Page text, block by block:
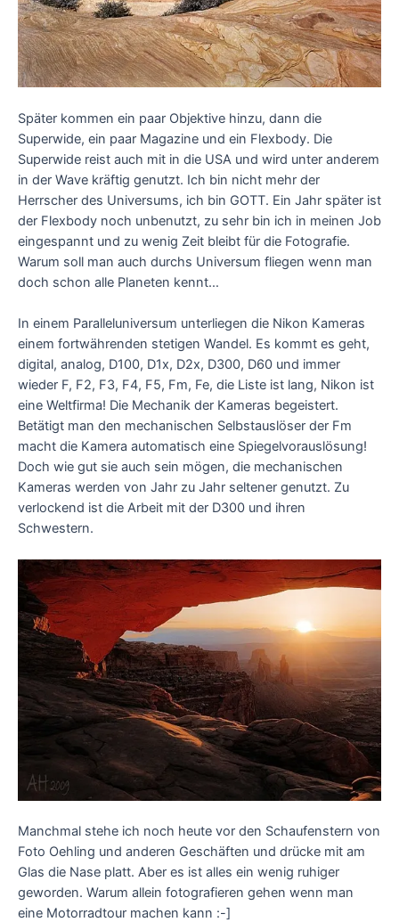
Später kommen ein paar Objektive hinzu, dann die
Superwide, ein paar Magazine und ein Flexbody. Die
Superwide reist auch mit in die USA und wird unter anderem
in der Wave kräftig genutzt. Ich bin nicht mehr der
Herrscher des Universums, ich bin GOTT. Ein Jahr später ist
der Flexbody noch unbenutzt, zu sehr bin ich in meinen Job
eingespannt und zu wenig Zeit bleibt für die Fotografie.
Warum soll man auch durchs Universum fliegen wenn man
doch schon alle Planeten kennt…
In einem Paralleluniversum unterliegen die Nikon Kameras
einem fortwährenden stetigen Wandel. Es kommt es geht,
digital, analog, D100, D1x, D2x, D300, D60 und immer
wieder F, F2, F3, F4, F5, Fm, Fe, die Liste ist lang, Nikon ist
eine Weltfirma! Die Mechanik der Kameras begeistert.
Betätigt man den mechanischen Selbstauslöser der Fm
macht die Kamera automatisch eine Spiegelvorauslösung!
Doch wie gut sie auch sein mögen, die mechanischen
Kameras werden von Jahr zu Jahr seltener genutzt. Zu
verlockend ist die Arbeit mit der D300 und ihren
Schwestern.
Manchmal stehe ich noch heute vor den Schaufenstern von
Foto Oehling und anderen Geschäften und drücke mit am
Glas die Nase platt. Aber es ist alles ein wenig ruhiger
geworden. Warum allein fotografieren gehen wenn man
eine Motorradtour machen kann :-]